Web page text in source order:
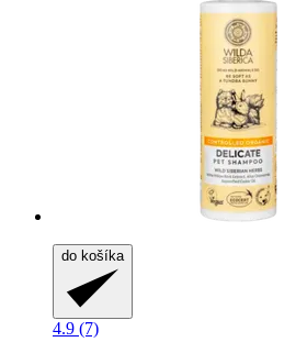
do košíka
4.9 (7)